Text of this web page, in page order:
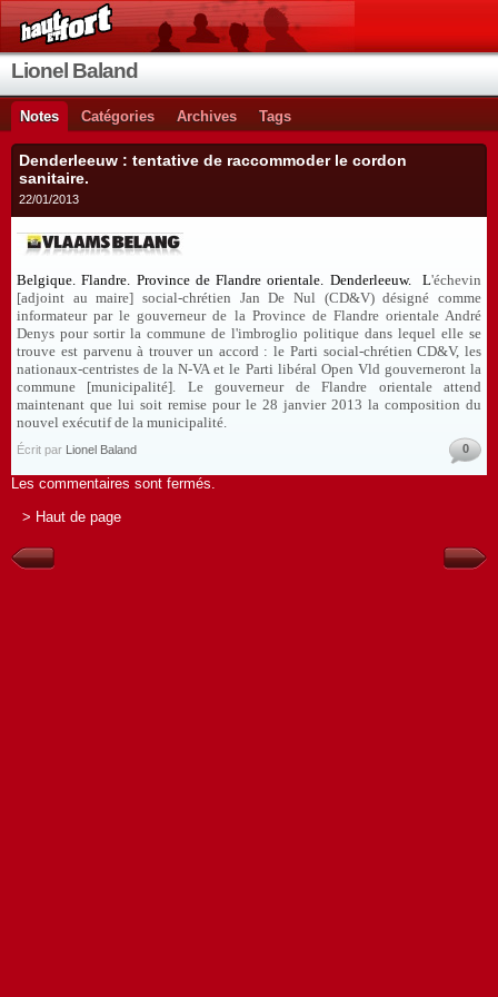
Lionel Baland
Notes Catégories Archives Tags
Denderleeuw : tentative de raccommoder le cordon
sanitaire.
22/01/2013
Belgique. Flandre. Province de Flandre orientale. Denderleeuw. L'échevin
[adjoint au maire] social-chrétien Jan De Nul (CD&V)désigné comme
informateur par le gouverneur de la Province de Flandre orientale André
Denys pour sortir la commune de l'imbroglio politique dans lequel elle se
trouve est parvenu à trouver un accord : le Parti social-chrétien CD&V, les
nationaux-centristes de la N-VA et le Parti libéral Open Vld gouverneront la
commune [municipalité]. Le gouverneur de Flandre orientale attend
maintenant que lui soit remise pour le 28 janvier 2013 la composition du
nouvel exécutif de la municipalité.
Écrit par Lionel Baland 0
Les commentaires sont fermés.
> Haut de page